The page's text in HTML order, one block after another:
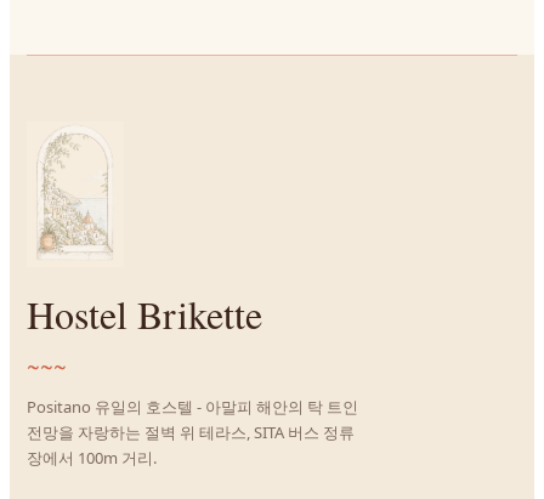
Hostel Brikette
~~~
Positano 유일의 호스텔 - 아말피 해안의 탁 트인
전망을 자랑하는 절벽 위 테라스, SITA 버스 정류
장에서 100m 거리.